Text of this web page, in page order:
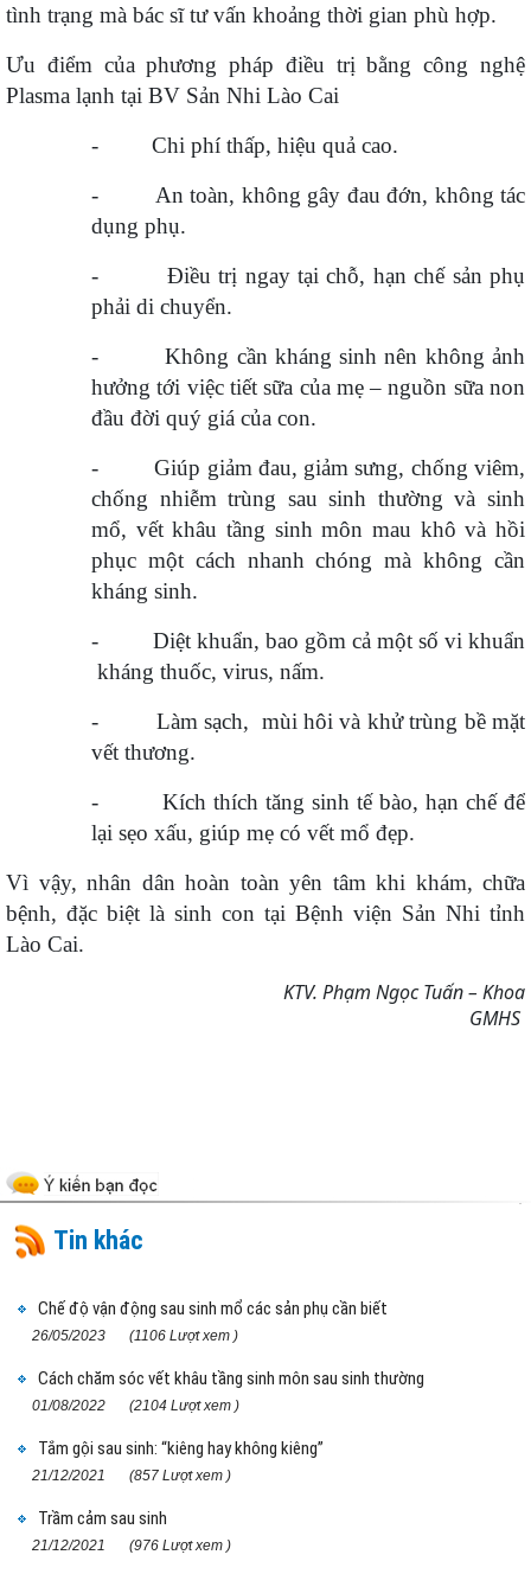
tình trạng mà bác sĩ tư vấn khoảng thời gian phù hợp.
Ưu điểm của phương pháp điều trị bằng công nghệ
Plasma lạnh tại BV Sản Nhi Lào Cai
- Chi phí thấp, hiệu quả cao.
- An toàn, không gây đau đớn, không tác
dụng phụ.
- Điều trị ngay tại chỗ, hạn chế sản phụ
phải di chuyển.
-Không cần kháng sinh nên không ảnh
hưởng tới việc tiết sữa của mẹ – nguồn sữa non
đầu đời quý giá của con.
-Giúp giảm đau, giảm sưng, chống viêm,
chống nhiễm trùng sau sinh thường và sinh
mổ, vết khâu tầng sinh môn mau khô và hồi
phục một cách nhanh chóng mà không cần
kháng sinh.
- Diệt khuẩn, bao gồm cả một số vi khuẩn
kháng thuốc, virus, nấm.
- Làm sạch, mùi hôi và khử trùng bề mặt
vết thương.
- Kích thích tăng sinh tế bào, hạn chế để
lại sẹo xấu, giúp mẹ có vết mổ đẹp.
Vì vậy, nhân dân hoàn toàn yên tâm khi khám, chữa
bệnh, đặc biệt là sinh con tại Bệnh viện Sản Nhi tỉnh
Lào Cai.
KTV. Phạm Ngọc Tuấn – Khoa
GMHS
Tin khác
Chế độ vận động sau sinh mổ các sản phụ cần biết
26/05/2023 (1106 Lượt xem )
Cách chăm sóc vết khâu tầng sinh môn sau sinh thường
01/08/2022 (2104 Lượt xem )
Tắm gội sau sinh: “kiêng hay không kiêng”
21/12/2021 (857 Lượt xem )
Trầm cảm sau sinh
21/12/2021 (976 Lượt xem )